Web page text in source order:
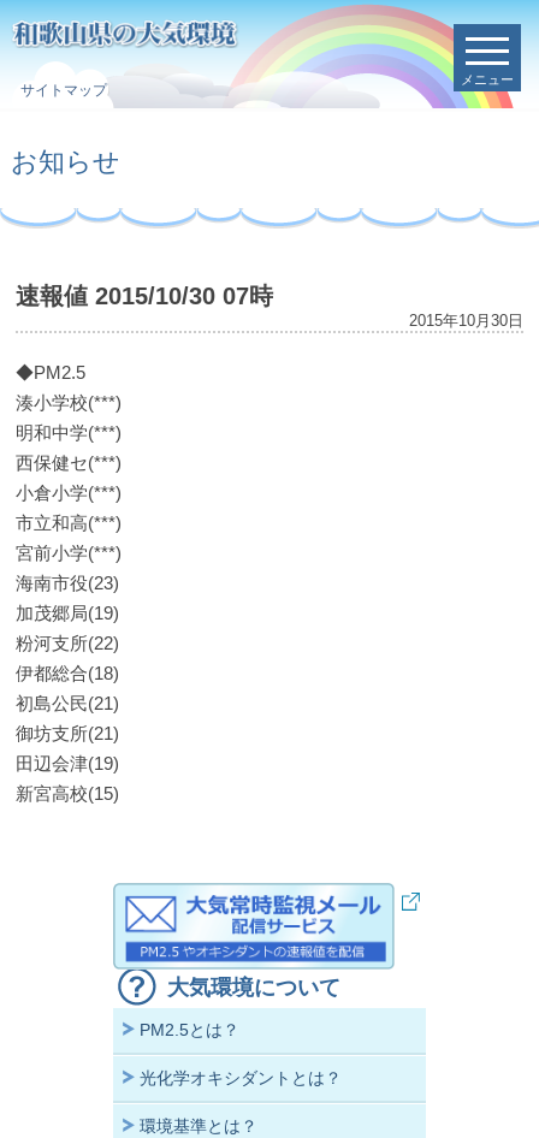
サイトマップ
メニュー
お知らせ
速報値 2015/10/30 07時
2015年10月30日
◆PM2.5
湊小学校(***)
明和中学(***)
西保健セ(***)
小倉小学(***)
市立和高(***)
宮前小学(***)
海南市役(23)
加茂郷局(19)
粉河支所(22)
伊都総合(18)
初島公民(21)
御坊支所(21)
田辺会津(19)
新宮高校(15)
大気環境について
PM2.5とは？
光化学オキシダントとは？
環境基準とは？